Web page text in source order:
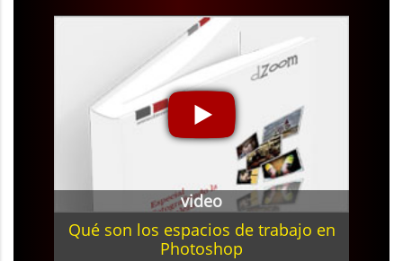
video
Qué son los espacios de trabajo en
Photoshop